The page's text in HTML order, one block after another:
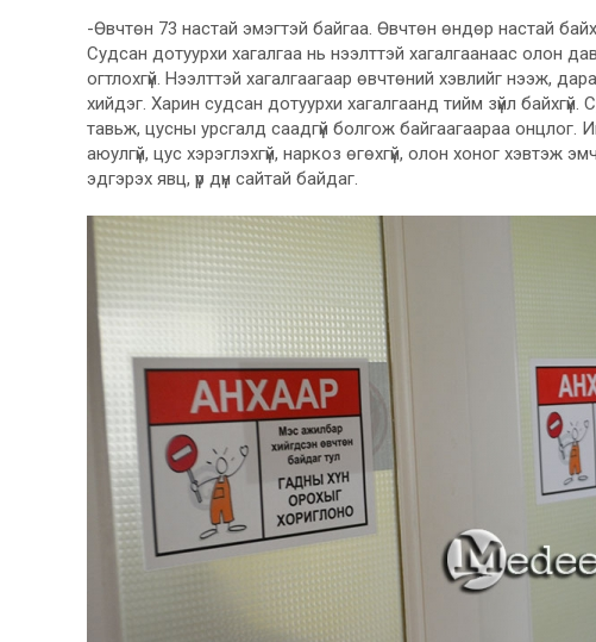
-Өвчтөн 73 настай эмэгтэй байгаа. Өвчтөн өндөр настай
Судсан дотуурхи хагалгаа нь нээлттэй хагалгаанаас олон
огтлохгүй. Нээлттэй хагалгаагаар өвчтөний хэвлийг нээж,
хийдэг. Харин судсан дотуурхи хагалгаанд тийм зүйл
тавьж, цусны урсгалд саадгүй болгож байгаагаараа онцлог.
аюулгүй, цус хэрэглэхгүй, наркоз өгөхгүй, олон хоног хэвтэж
эдгэрэх явц, үр дүн сайтай байдаг.